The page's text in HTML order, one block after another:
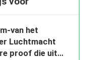
van het
Luchtmacht
proof die uit